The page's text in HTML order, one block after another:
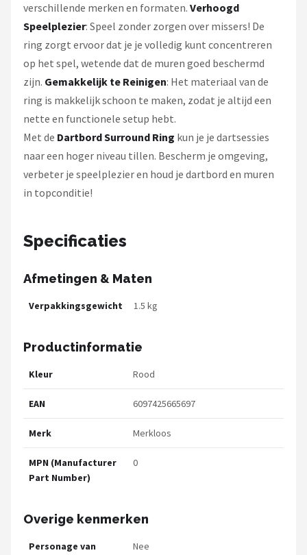
verschillende merken en formaten. Verhoogd
Speelplezier: Speel zonder zorgen over missers! De
ring zorgt ervoor dat je je volledig kunt concentreren
op het spel, wetende dat de muren goed beschermd
zijn. Gemakkelijk te Reinigen: Het materiaal van de
ring is makkelijk schoon te maken, zodat je altijd een
nette en functionele setup hebt.
Met de Dartbord Surround Ring kun je je dartsessies
naar een hoger niveau tillen. Bescherm je omgeving,
verbeter je speelplezier en houd je dartbord en muren
in topconditie!
Specificaties
Afmetingen & Maten
Verpakkingsgewicht 1.5 kg
Productinformatie
Kleur Rood
EAN 6097425665697
Merk Merkloos
MPN (Manufacturer
Part Number)
0
Overige kenmerken
Personage van
Nee